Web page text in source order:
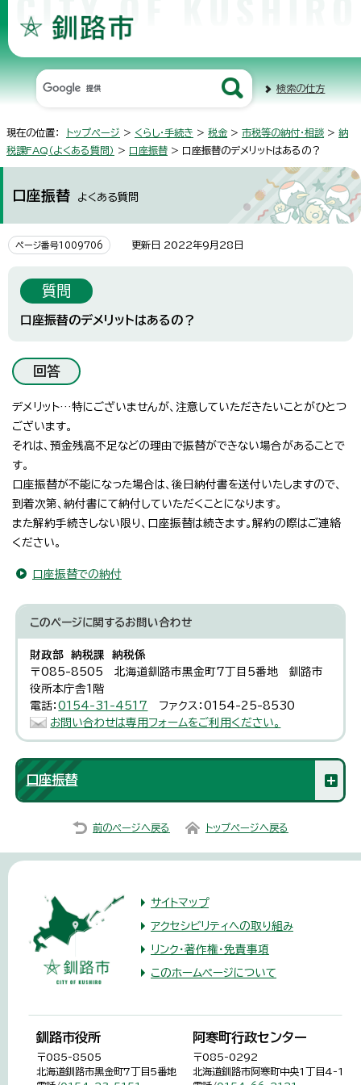
検索の仕方
現在の位置： トップページ > くらし・手続き > 税金> 市税等の納付・相談 > 納
税課FAQ（よくある質問） > 口座振替 > 口座振替のデメリットはあるの？
口座振替 よくある質問
ページ番号1009706 更新日 2022年9月28日
質問
口座振替のデメリットはあるの？
回答
デメリット…特にございませんが、注意していただきたいことがひとつ
ございます。
それは、預金残高不足などの理由で振替ができない場合があることで
す。
口座振替が不能になった場合は、後日納付書を送付いたしますので、
到着次第、納付書にて納付していただくことになります。
また解約手続きしない限り、口座振替は続きます。解約の際はご連絡
ください。
口座振替での納付
このページに関するお問い合わせ
財政部 納税課 納税係
〒085-8505 北海道釧路市黒金町7丁目5番地 釧路市
役所本庁舎1階
電話：0154-31-4517
ファクス：0154-25-8530
お問い合わせは専用フォームをご利用ください。
口座振替
前のページへ戻る トップページへ戻る
サイトマップ
アクセシビリティへの取り組み
リンク・著作権・免責事項
このホームページについて
釧路市役所
〒085-8505
北海道釧路市黒金町7丁目5番地
阿寒町行政センター
〒085-0292
北海道釧路市阿寒町中央1丁目4-1